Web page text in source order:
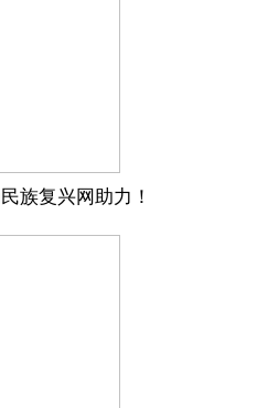
族复兴网助力！